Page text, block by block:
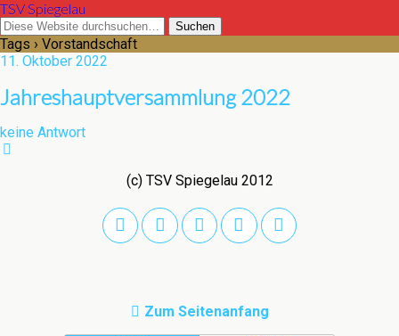
TSV Spiegelau
Tags › Vorstandschaft
11. Oktober 2022
Jahreshauptversammlung 2022
keine Antwort
(c) TSV Spiegelau 2012
Zum Seitenanfang